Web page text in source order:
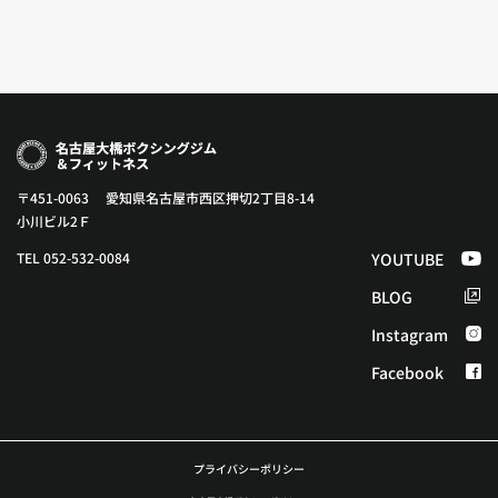
〒451-0063 愛知県名古屋市西区押切2丁目8-14
小川ビル2Ｆ
TEL 052-532-0084
YOUTUBE
BLOG
Instagram
Facebook
プライバシーポリシー